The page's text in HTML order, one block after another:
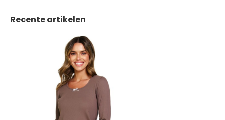
Recente artikelen